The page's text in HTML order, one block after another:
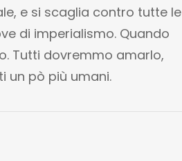
e si scaglia contro tutte le
di imperialismo. Quando
Tutti dovremmo amarlo,
un pò più umani.